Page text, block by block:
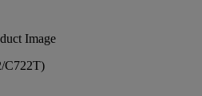
C722T)